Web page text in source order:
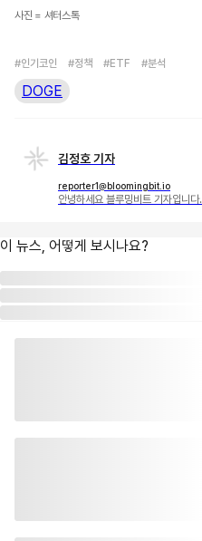
사진 = 셔터스톡
#인기코인 #정책 #ETF #분석
DOGE
김정호 기자
reporter1@bloomingbit.io
안녕하세요 블루밍비트 기자입니다.
이 뉴스, 어떻게 보시나요?